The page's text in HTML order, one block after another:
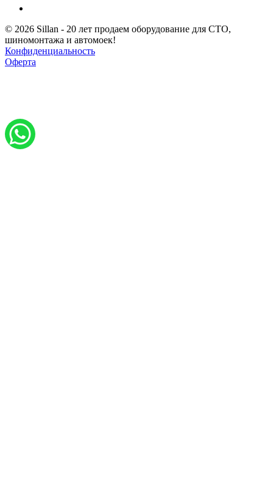
© 2026 Sillan - 20 лет продаем оборудование для СТО,
шиномонтажа и автомоек!
Конфиденциальность
Оферта